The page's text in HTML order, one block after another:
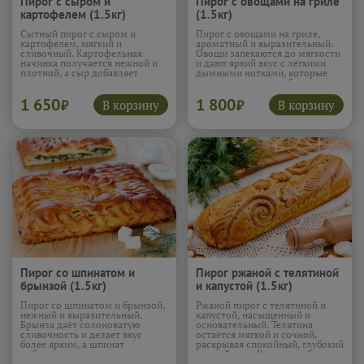
картофелем (1.5кг)
Сытный пирог с сыром и
картофелем, мягкий и
сливочный. Картофельная
начинка получается нежной и
плотной, а сыр добавляет
тягучую сливочную
насыщенность и лёгкую
солоноватую ноту. Тесто
удерживает сочность и делает
домашним, как комфортная еда
для большой компании.
Подробнее...
1 650₽ В корзину
(1.5кг)
Пирог с овощами на гриле,
ароматный и выразительный.
Овощи запекаются до мягкости
и дают яркий вкус с лёгкими
дымными нотками, которые
делают начинку особенно
аппетитной. Тесто удерживает
сочность и помогает вкусам
раскрыться ровно, без
ощущению, с приятным
ароматом на послевкусие.
Подробнее...
1 800₽ В корзину
Пирог со шпинатом и
брынзой (1.5кг)
Пирог со шпинатом и брынзой,
нежный и выразительный.
Брынза даёт солоноватую
сливочность и делает вкус
более ярким, а шпинат
добавляет свежие травяные
Пирог ржаной с телятиной
и капустой (1.5кг)
Ржаной пирог с телятиной и
капустой, насыщенный и
основательный. Телятина
остаётся мягкой и сочной,
раскрывая спокойный, глубокий
мясной вкус. Капуста добавляет